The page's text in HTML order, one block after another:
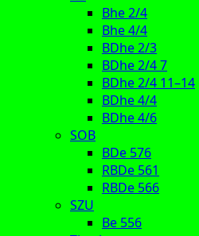
Bhe 2/4
Bhe 4/4
BDhe 2/3
BDhe 2/4 7
BDhe 2/4 11–14
BDhe 4/4
BDhe 4/6
SOB
BDe 576
RBDe 561
RBDe 566
SZU
Be 556